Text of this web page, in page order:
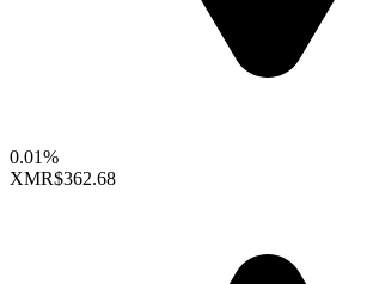
0.01%
XMR$362.68